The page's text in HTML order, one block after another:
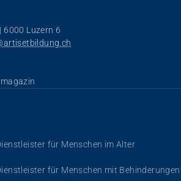
6000 Luzern 6
für Menschen im Alter
für Menschen mit Behinderungen